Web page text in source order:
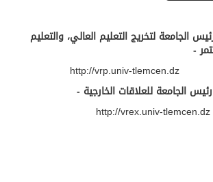
الجامعة لتخريج التعليم العالي، والتعليم
-
http://vrp.univ-tlemcen.dz
الجامعة للعلاقات الخارجية -
http://vrex.univ-tlemcen.dz